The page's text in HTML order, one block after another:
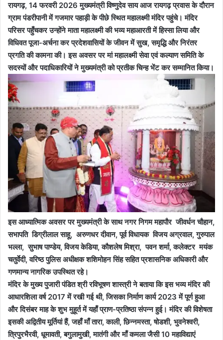
रायगढ़, 14 फरवरी 2026 मुख्यमंत्री विष्णुदेव साय आज रायगढ़ प्रवास के दौरान
ग्राम पंडरीपानी में गजमार पहाड़ी के पीछे स्थित महालक्ष्मी मंदिर पहुंचे। मंदिर
परिसर पहुँचकर उन्होंने माता महालक्ष्मी की भव्य महाआरती में हिस्सा लिया और
विधिवत पूजा-अर्चना कर प्रदेशवासियों के जीवन में सुख, समृद्धि और निरंतर
प्रगति की कामना की। इस अवसर पर मां महालक्ष्मी सेवा एवं कल्याण समिति के
सदस्यों और पदाधिकारियों ने मुख्यमंत्री को प्रतीक चिन्ह भेंट कर सम्मानित किया।
इस आध्यात्मिक अवसर पर मुख्यमंत्री के साथ नगर निगम महापौर जीवर्धन चौहान,
सभापति डिग्रीलाल साहू, अरुणधर दीवान, पूर्व विधायक विजय अग्रवाल, गुरुपाल
भल्ला, सुभाष पाण्डेय, विजय केडिया, कौशलेष मिश्रा, पवन शर्मा, कलेक्टर मयंक
चतुर्वेदी, वरिष्ठ पुलिस अधीक्षक शशिमोहन सिंह सहित प्रशासनिक अधिकारी और
गणमान्य नागरिक उपस्थित रहे।
मंदिर के मुख्य पुजारी पंडित श्री रविभूषण शास्त्री ने बताया कि इस भव्य मंदिर की
आधारशिला वर्ष 2017 में रखी गई थी, जिसका निर्माण कार्य 2023 में पूर्ण हुआ
और दिसंबर माह के शुभ मुहूर्त में यहाँ प्राण-प्रतिष्ठा संपन्न हुई। मंदिर की विशेषता
इसकी अद्वितीय मूर्तियां हैं, जहाँ माँ तारा, काली, छिन्नमस्ता, षोडशी, भुवनेश्वरी,
त्रिपुरभैरवी, धूमावती, बगुलामुखी, मातंगी और माँ कमला जैसी 10 महाविद्याएं